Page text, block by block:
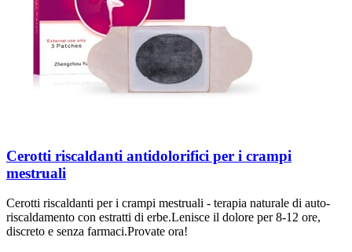
Cerotti riscaldanti antidolorifici per i crampi
mestruali
Cerotti riscaldanti per i crampi mestruali - terapia naturale di auto-
riscaldamento con estratti di erbe.Lenisce il dolore per 8-12 ore,
discreto e senza farmaci.Provate ora!